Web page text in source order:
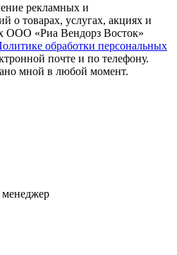
рекламных и
о товарах, услугах, акциях и
ООО «Риа Вендорз Восток»
обработки персональных
почте и по телефону.
мной в любой момент.
менеджер